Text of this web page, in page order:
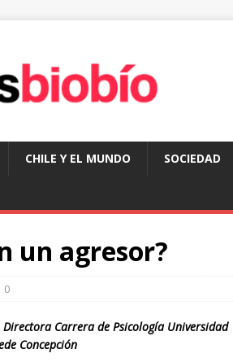
CHILE Y EL MUNDO SOCIEDAD
un agresor?
0
Carrera de Psicología Universidad
Concepción